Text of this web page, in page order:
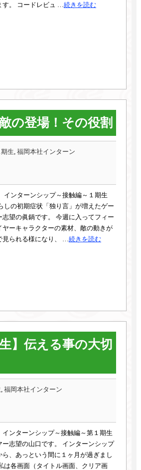
す。 コードレビュ …続きを読む
の登場！その役割
生, 福岡本社インターン
インターンシップ～接触編～１期生
しの初期症状「独り言」が増えたゲー
志望の眞鍋です。 今週に入ってフィー
ヤーキャラクターの素材、敵の動きが
見られる様になり、 …続きを読む
】伝える事の大切
, 福岡本社インターン
インターンシップ～接触編～第１期生
ー志望の山口です。 インターンシップ
ら、あっという間に１ヶ月が過ぎまし
は各画面（タイトル画面、クリア画